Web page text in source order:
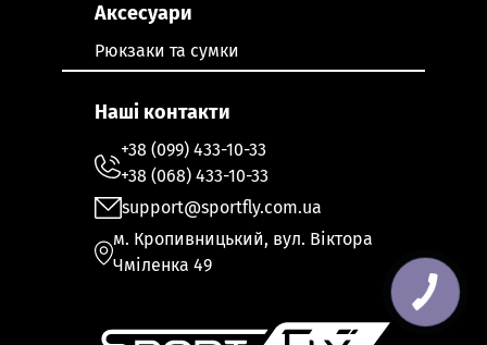
Аксесуари
Рюкзаки та сумки
Наші контакти
+38 (099) 433-10-33
+38 (068) 433-10-33
support@sportfly.com.ua
м. Кропивницький, вул. Віктора
Чміленка 49
КНОПКА
ЗВ'ЯЗКУ